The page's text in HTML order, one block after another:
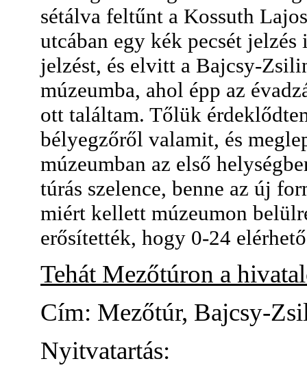
sétálva feltűnt a Kossuth
utcában egy kék pecsét
jelzést, és elvitt a Bajcsy-
múzeumba, ahol épp az
ott találtam. Tőlük
bélyegzőről valamit, és
múzeumban az első
túrás szelence, benne az új
miért kellett múzeumon
erősítették, hogy 0-24
Tehát Mezőtúron a
Cím: Mezőtúr, Bajcsy-
Nyitvatartás: